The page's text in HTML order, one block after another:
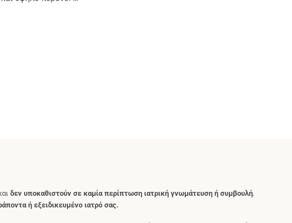
δεν υποκαθιστούν σε καμία περίπτωση ιατρική γνωμάτευση ή συμβουλή.
ή εξειδικευμένο ιατρό σας.